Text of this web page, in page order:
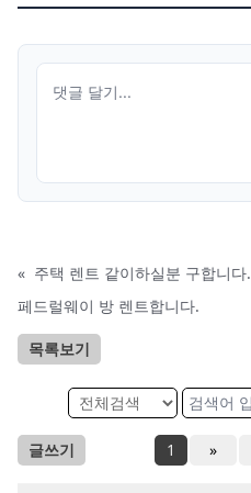
« 주택 렌트 같이하실분 구합니다.
페드럴웨이 방 렌트합니다.
목록보기
글쓰기 1 »